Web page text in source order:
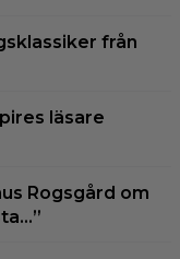
från
läsare
Rogsgård om